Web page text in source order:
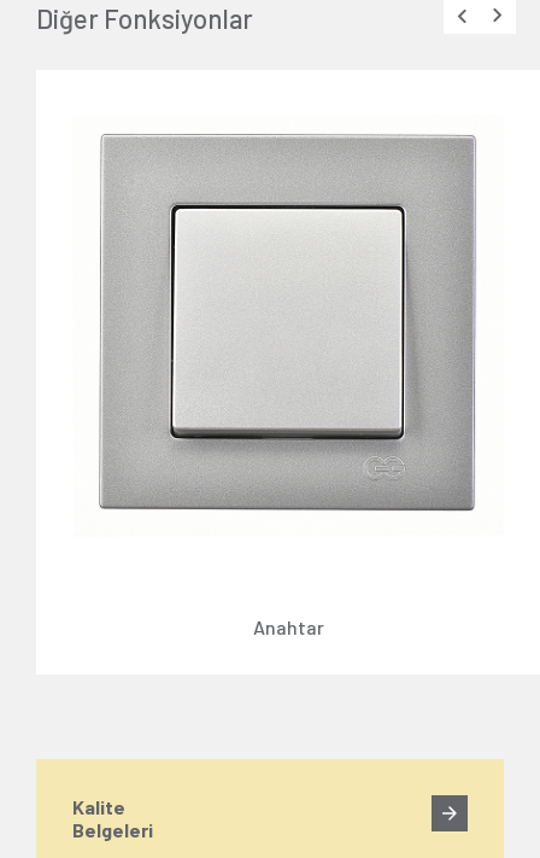
Diğer Fonksiyonlar
Anahtar
Kalite
Belgeleri